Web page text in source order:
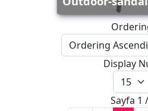
Display
Sayfa 1